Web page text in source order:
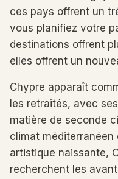
ces pays offrent un
vous planifiez votre
destinations offrent
elles offrent un
Chypre apparaît
les retraités, avec
matière de seconde
climat méditerranéen
artistique naissante,
recherchent les